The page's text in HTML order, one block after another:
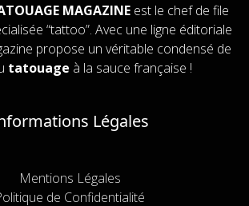
MAGAZINE est le chef de file
“tattoo”. Avec une ligne éditoriale
propose un véritable condensé de
tatouage à la sauce française !
Légales
Mentions Légales
de Confidentialité